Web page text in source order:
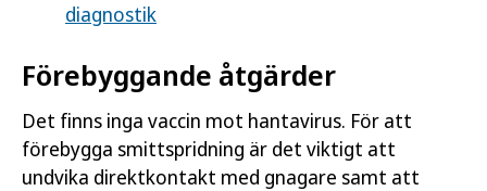
diagnostik
Förebyggande åtgärder
Det finns inga vaccin mot hantavirus. För att
förebygga smittspridning är det viktigt att
undvika direktkontakt med gnagare samt att